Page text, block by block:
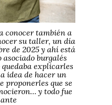
conocer también a
su taller, un día
de 2025 y ahí está
burgalés
quedaba explicarles
idea de hacer un
proponerles que se
y todo fue